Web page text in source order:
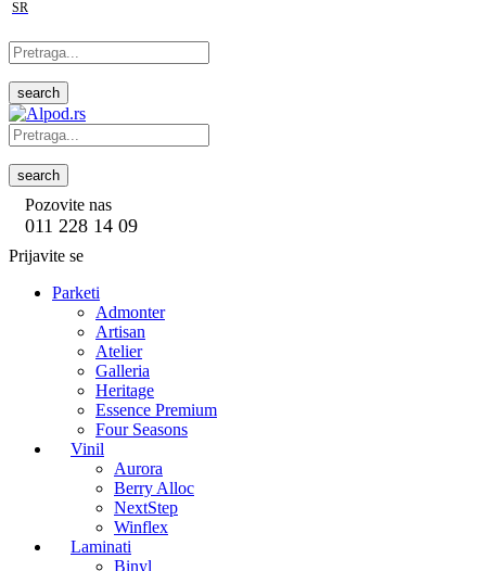
SR
search
search
Pozovite nas
011 228 14 09
Prijavite se
Parketi
Admonter
Artisan
Atelier
Galleria
Heritage
Essence Premium
Four Seasons
Vinil
Aurora
Berry Alloc
NextStep
Winflex
Laminati
Binyl